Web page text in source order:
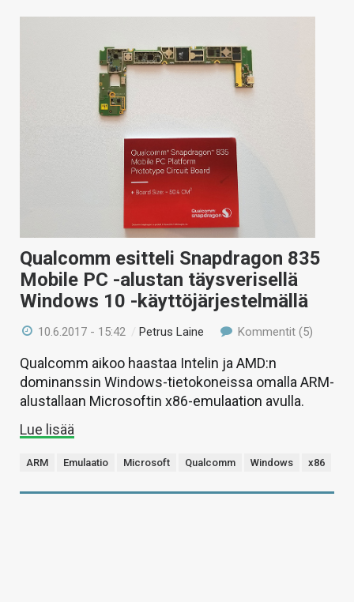
Qualcomm esitteli Snapdragon 835
Mobile PC -alustan täysverisellä
Windows 10 -käyttöjärjestelmällä
10.6.2017 - 15:42 / Petrus Laine Kommentit (5)
Qualcomm aikoo haastaa Intelin ja AMD:n
dominanssin Windows-tietokoneissa omalla ARM-
alustallaan Microsoftin x86-emulaation avulla.
Lue lisää
ARM Emulaatio Microsoft Qualcomm Windows x86